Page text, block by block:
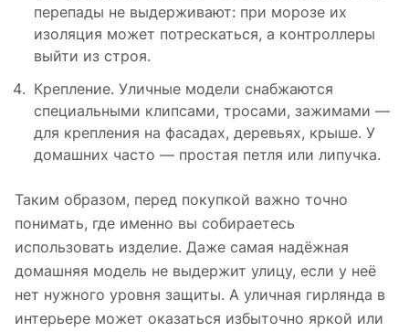
перепады не выдерживают: при морозе их
изоляция может потрескаться, а контроллеры
выйти из строя.
Крепление. Уличные модели снабжаются
специальными клипсами, тросами, зажимами —
для крепления на фасадах, деревьях, крыше. У
домашних часто — простая петля или липучка.
Таким образом, перед покупкой важно точно
понимать, где именно вы собираетесь
использовать изделие. Даже самая надёжная
домашняя модель не выдержит улицу, если у неё
нет нужного уровня защиты. А уличная гирлянда в
интерьере может оказаться избыточно яркой или